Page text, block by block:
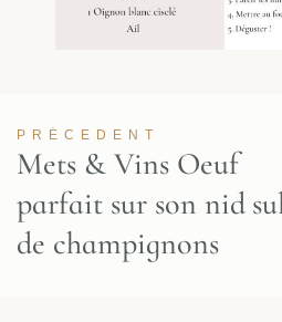
PRÉCEDENT
Mets & Vins Oeuf
parfait sur son nid
de champignons